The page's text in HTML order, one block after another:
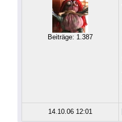
Beiträge: 1.387
14.10.06 12:01